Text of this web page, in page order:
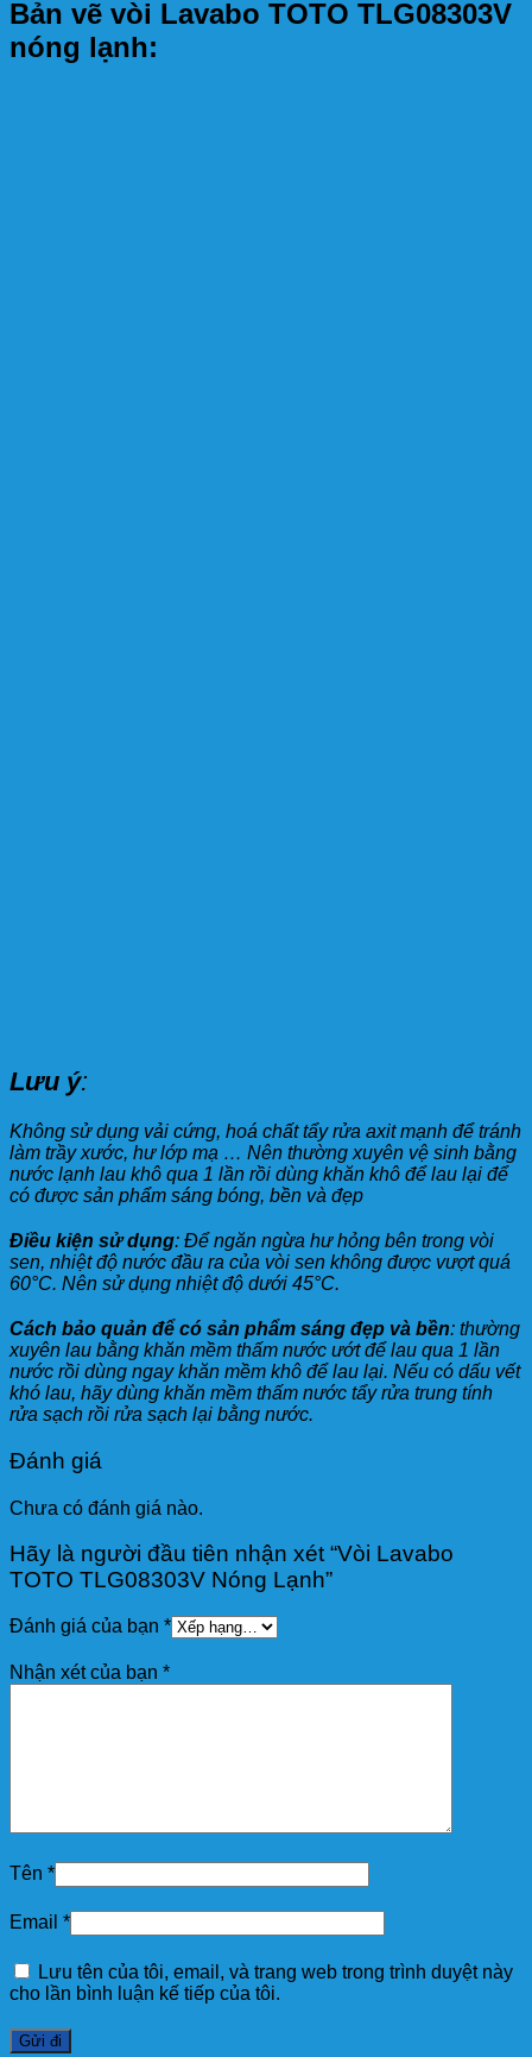
Bản vẽ vòi Lavabo TOTO TLG08303V
nóng lạnh:
Lưu ý:
Không sử dụng vải cứng, hoá chất tẩy rửa axit mạnh để tránh
làm trầy xước, hư lớp mạ … Nên thường xuyên vệ sinh bằng
nước lạnh lau khô qua 1 lần rồi dùng khăn khô để lau lại để
có được sản phẩm sáng bóng, bền và đẹp
Điều kiện sử dụng: Để ngăn ngừa hư hỏng bên trong vòi
sen, nhiệt độ nước đầu ra của vòi sen không được vượt quá
60°C. Nên sử dụng nhiệt độ dưới 45°C.
Cách bảo quản để có sản phẩm sáng đẹp và bền: thường
xuyên lau bằng khăn mềm thấm nước ướt để lau qua 1 lần
nước rồi dùng ngay khăn mềm khô để lau lại. Nếu có dấu vết
khó lau, hãy dùng khăn mềm thấm nước tẩy rửa trung tính
rửa sạch rồi rửa sạch lại bằng nước.
Đánh giá
Chưa có đánh giá nào.
Hãy là người đầu tiên nhận xét “Vòi Lavabo
TOTO TLG08303V Nóng Lạnh”
Đánh giá của bạn *
Nhận xét của bạn *
Tên *
Email *
Lưu tên của tôi, email, và trang web trong trình duyệt này
cho lần bình luận kế tiếp của tôi.